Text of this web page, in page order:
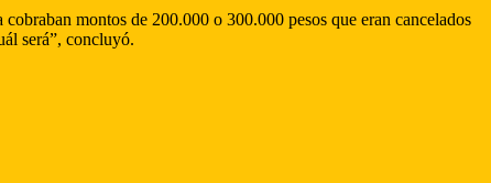
montos de 200.000 o 300.000 pesos que eran cancelados
será”, concluyó.